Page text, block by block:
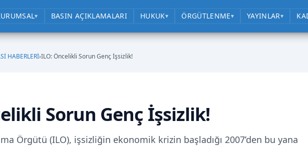
▾ BASIN AÇIKLAMALARI HUKUK▾ ÖRGÜTLENME▾ YAYINLAR▾
HABERLERİ›ILO: Öncelikli Sorun Genç İşsizlik!
Sorun Genç İşsizlik!
Örgütü (ILO), işsizliğin ekonomik krizin başladığı 2007’den bu yana